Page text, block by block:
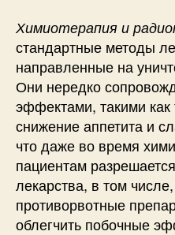
Химиотерапия и
стандартные методы
направленные на
Они нередко
эффектами, такими как
снижение аппетита и
что даже во время
пациентам
лекарства, в том
противорвотные
облегчить побочные